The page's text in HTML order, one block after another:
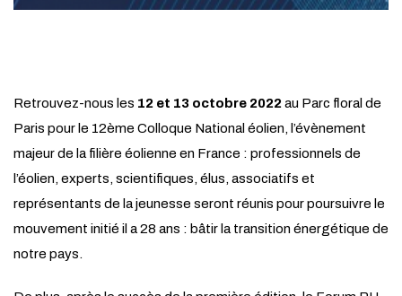
Retrouvez-nous les 12 et 13 octobre 2022au Parc floral de
Paris pour le 12ème Colloque National éolien, l’évènement
majeur de la filière éolienne en France : professionnels de
l’éolien, experts, scientifiques, élus, associatifs et
représentants de la jeunesse seront réunis pour poursuivre le
mouvement initié il a 28 ans : bâtir la transition énergétique de
notre pays.